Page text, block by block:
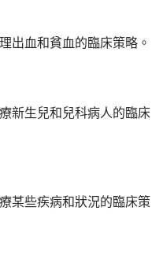
出血和貧血的臨床策略。
新生兒和兒科病人的臨床
某些疾病和狀況的臨床策